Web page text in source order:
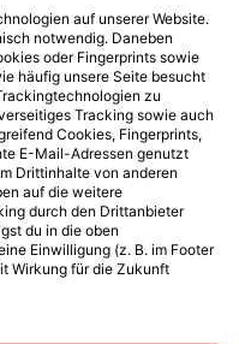
auf unserer Website.
notwendig. Daneben
oder Fingerprints sowie
häufig unsere Seite besucht
zu
Tracking sowie auch
Cookies, Fingerprints,
E-Mail-Adressen genutzt
Drittinhalte von anderen
auf die weitere
durch den Drittanbieter
du in die oben
Einwilligung (z. B. im Footer
Wirkung für die Zukunft